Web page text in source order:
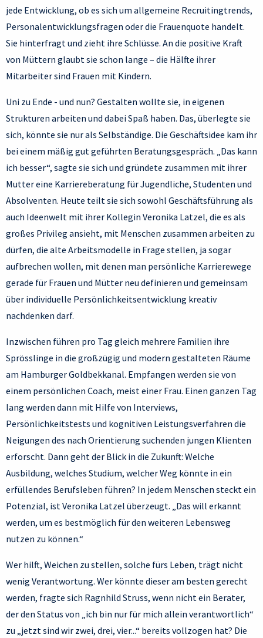
jede Entwicklung, ob es sich um allgemeine Recruitingtrends,
Personalentwicklungsfragen oder die Frauenquote handelt.
Sie hinterfragt und zieht ihre Schlüsse. An die positive Kraft
von Müttern glaubt sie schon lange – die Hälfte ihrer
Mitarbeiter sind Frauen mit Kindern.
Uni zu Ende - und nun? Gestalten wollte sie, in eigenen
Strukturen arbeiten und dabei Spaß haben. Das, überlegte sie
sich, könnte sie nur als Selbständige. Die Geschäftsidee kam ihr
bei einem mäßig gut geführten Beratungsgespräch. „Das kann
ich besser“, sagte sie sich und gründete zusammen mit ihrer
Mutter eine Karriereberatung für Jugendliche, Studenten und
Absolventen. Heute teilt sie sich sowohl Geschäftsführung als
auch Ideenwelt mit ihrer Kollegin Veronika Latzel, die es als
großes Privileg ansieht, mit Menschen zusammen arbeiten zu
dürfen, die alte Arbeitsmodelle in Frage stellen, ja sogar
aufbrechen wollen, mit denen man persönliche Karrierewege
gerade für Frauen und Mütter neu definieren und gemeinsam
über individuelle Persönlichkeitsentwicklung kreativ
nachdenken darf.
Inzwischen führen pro Tag gleich mehrere Familien ihre
Sprösslinge in die großzügig und modern gestalteten Räume
am Hamburger Goldbekkanal. Empfangen werden sie von
einem persönlichen Coach, meist einer Frau. Einen ganzen Tag
lang werden dann mit Hilfe von Interviews,
Persönlichkeitstests und kognitiven Leistungsverfahren die
Neigungen des nach Orientierung suchenden jungen Klienten
erforscht. Dann geht der Blick in die Zukunft: Welche
Ausbildung, welches Studium, welcher Weg könnte in ein
erfüllendes Berufsleben führen? In jedem Menschen steckt ein
Potenzial, ist Veronika Latzel überzeugt. „Das will erkannt
werden, um es bestmöglich für den weiteren Lebensweg
nutzen zu können.“
Wer hilft, Weichen zu stellen, solche fürs Leben, trägt nicht
wenig Verantwortung. Wer könnte dieser am besten gerecht
werden, fragte sich Ragnhild Struss, wenn nicht ein Berater,
der den Status von „ich bin nur für mich allein verantwortlich“
zu „jetzt sind wir zwei, drei, vier...“ bereits vollzogen hat? Die